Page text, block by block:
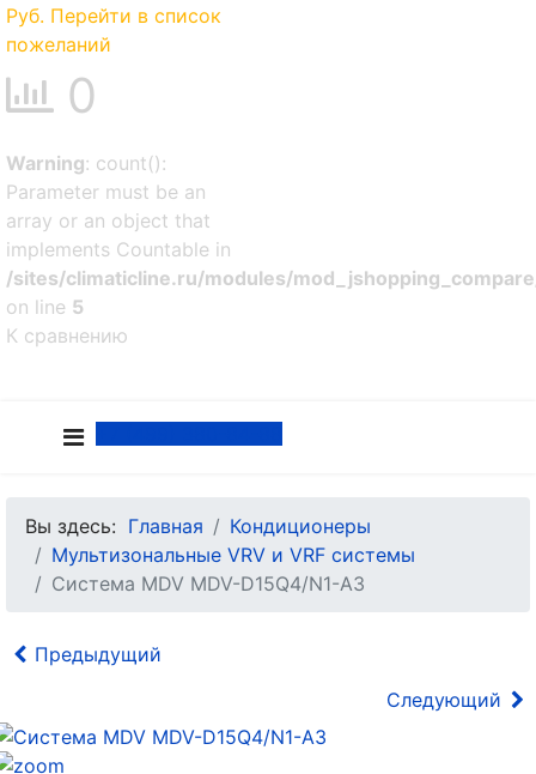
Руб. Перейти в список
пожеланий
0
Warning: count():
Parameter must be an
array or an object that
implements Countable in
/sites/climaticline.ru/modules/
on line 5
К сравнению
Вы здесь: Главная
Кондиционеры
Мультизональные VRV и VRF системы
Система MDV MDV-D15Q4/N1-A3
Предыдущий
Следующий